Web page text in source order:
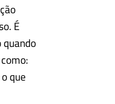
É
que